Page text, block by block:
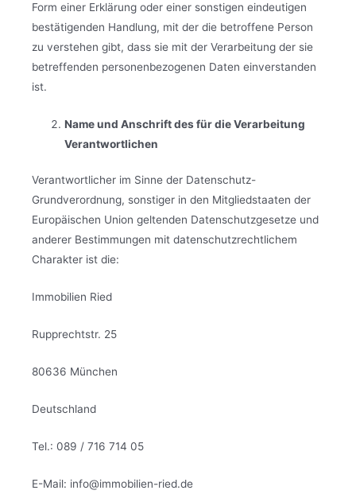
Form einer Erklärung oder einer sonstigen eindeutigen
bestätigenden Handlung, mit der die betroffene Person
zu verstehen gibt, dass sie mit der Verarbeitung der sie
betreffenden personenbezogenen Daten einverstanden
ist.
Name und Anschrift des für die Verarbeitung
Verantwortlichen
Verantwortlicher im Sinne der Datenschutz-
Grundverordnung, sonstiger in den Mitgliedstaaten der
Europäischen Union geltenden Datenschutzgesetze und
anderer Bestimmungen mit datenschutzrechtlichem
Charakter ist die:
Immobilien Ried
Rupprechtstr. 25
80636 München
Deutschland
Tel.: 089 / 716 714 05
E-Mail: info@immobilien-ried.de